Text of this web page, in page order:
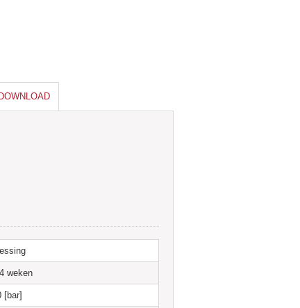
naar de radiator toe is 1/2¨ .
en cv buis of 16 mm
DOWNLOAD
weken
[bar]